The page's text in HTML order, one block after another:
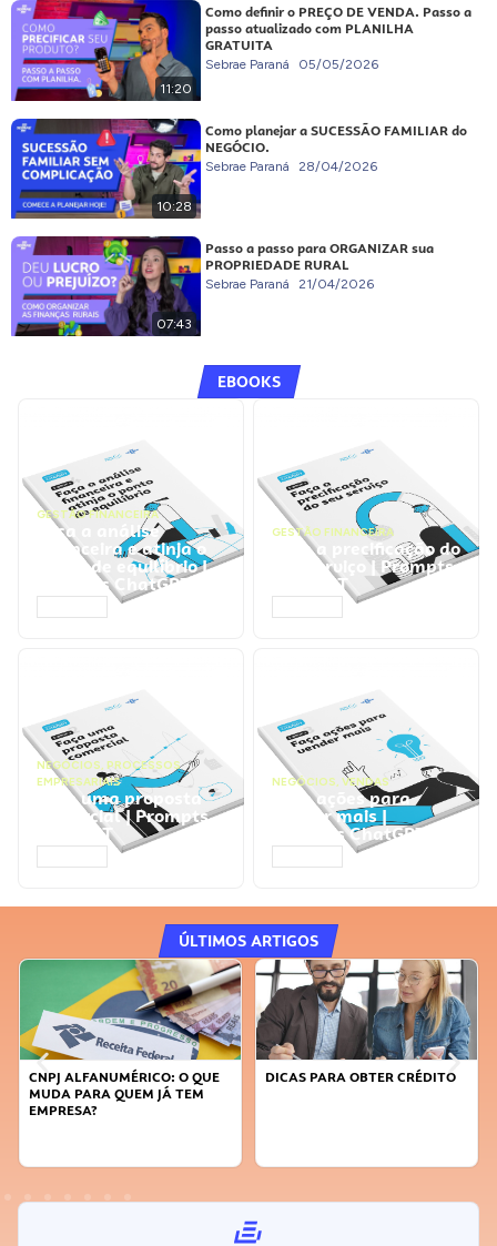
11:20
Como definir o PREÇO DE VENDA. Passo a
passo atualizado com PLANILHA
GRATUITA
Sebrae Paraná 05/05/2026
10:28
Como planejar a SUCESSÃO FAMILIAR do
NEGÓCIO.
Sebrae Paraná 28/04/2026
07:43
Passo a passo para ORGANIZAR sua
PROPRIEDADE RURAL
Sebrae Paraná 21/04/2026
EBOOKS
GESTÃO FINANCEIRA
Faça a análise
financeira e atinja o
ponto de equilíbrio |
Prompts ChatGPT
GESTÃO FINANCEIRA
Faça a precificação do
seu serviço | Prompts
ChatGPT
NEGÓCIOS, PROCESSOS
EMPRESARIAIS
Faça uma proposta
comercial | Prompts
ChatGPT
NEGÓCIOS, VENDAS
Faça ações para
vender mais |
Prompts ChatGPT
ÚLTIMOS ARTIGOS
DICAS PARA OBTER CRÉDITO
FAÇA A DIFERENÇA: SEJA